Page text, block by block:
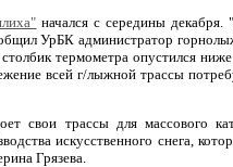
начался с середины
УрБК администратор
термометра опустился
всей г/лыжной трассы
свои трассы для массового
искусственного снега,
Грязева.